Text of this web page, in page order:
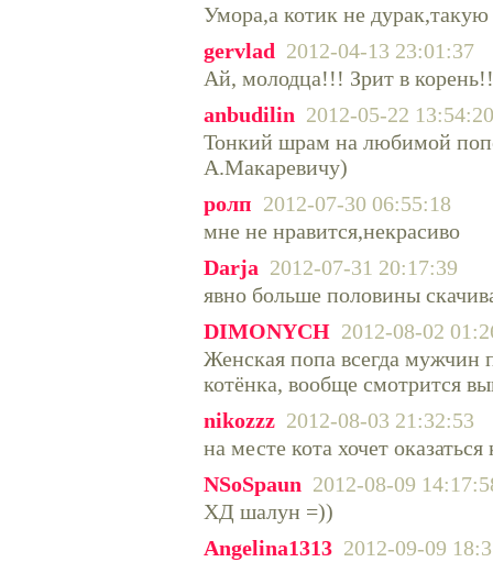
Умора,а котик не
gervlad 2012-04-13 23:01:37
Ай, молодца!!! Зрит в
anbudilin 2012-05-22 13:54:20
Тонкий шрам на любимой
А.Макаревичу)
ролп 2012-07-30 06:55:18
мне не нравится,некрасиво
Darja 2012-07-31 20:17:39
явно больше половины
DIMONYCH 2012-08-02
Женская попа всегда
котёнка, вообще смотрится
nikozzz 2012-08-03 21:32:53
на месте кота хочет
NSoSpaun 2012-08-09
ХД шалун =))
Angelina1313 2012-09-09